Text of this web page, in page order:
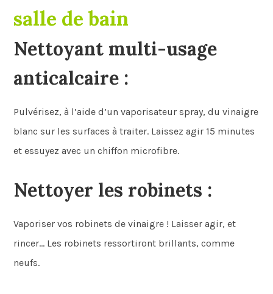
salle de bain
Nettoyant multi-usage
anticalcaire :
Pulvérisez, à l’aide d’un vaporisateur spray, du vinaigre
blanc sur les surfaces à traiter. Laissez agir 15 minutes
et essuyez avec un chiffon microfibre.
Nettoyer les robinets :
Vaporiser vos robinets de vinaigre ! Laisser agir, et
rincer… Les robinets ressortiront brillants, comme
neufs.